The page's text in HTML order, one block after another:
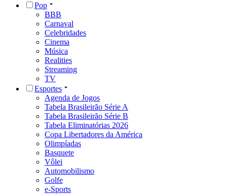
Pop
BBB
Carnaval
Celebridades
Cinema
Música
Realities
Streaming
TV
Esportes
Agenda de Jogos
Tabela Brasileirão Série A
Tabela Brasileirão Série B
Tabela Eliminatórias 2026
Copa Libertadores da América
Olimpíadas
Basquete
Vôlei
Automobilismo
Golfe
e-Sports